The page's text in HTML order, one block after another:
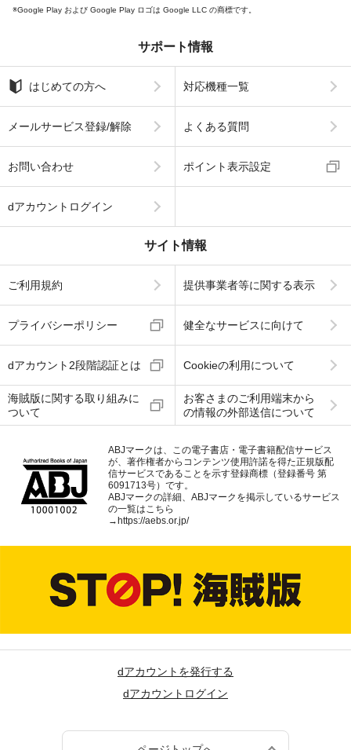
Google Play および Google Play ロゴは Google LLC の商標です。
サポート情報
はじめての方へ 対応機種一覧
メールサービス登録/解除 よくある質問
お問い合わせ ポイント表示設定
dアカウントログイン
サイト情報
ご利用規約 提供事業者等に関する表示
プライバシーポリシー 健全なサービスに向けて
dアカウント2段階認証とは Cookieの利用について
海賊版に関する取り組みに
ついて
お客さまのご利用端末から
の情報の外部送信について
ABJマークは、この電子書店・電子書籍配信サービス
が、著作権者からコンテンツ使用許諾を得た正規版配
信サービスであることを示す登録商標（登録番号 第
6091713号）です。
ABJマークの詳細、ABJマークを掲示しているサービス
の一覧はこちら
→ https://aebs.or.jp/
dアカウントを発行する
dアカウントログイン